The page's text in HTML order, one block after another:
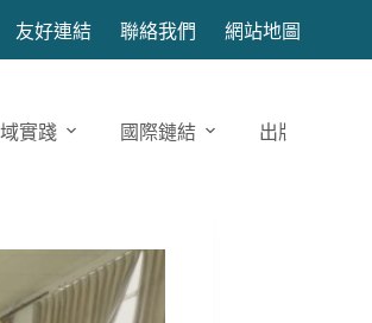
友好連結 聯絡我們 網站地圖
實踐 國際鏈結 出版發表